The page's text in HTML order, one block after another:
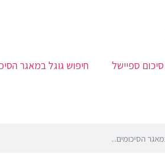
סיכום ספיישל חיפוש גוגל במאגר